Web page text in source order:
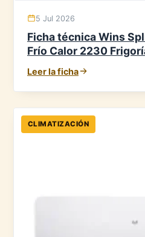
5 Jul 2026
Ficha técnica Wins
Frío Calor 2230
Leer la ficha
CLIMATIZACIÓN